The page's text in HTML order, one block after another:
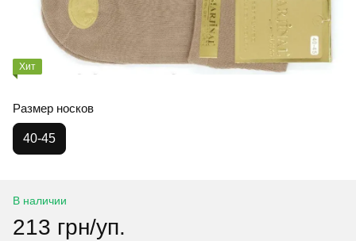
Хит
Размер носков
40-45
В наличии
213 грн/уп.